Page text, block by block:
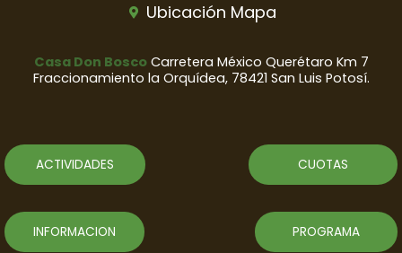
Ubicación Mapa
Casa Don BoscoCarretera México Querétaro Km 7
Fraccionamiento la Orquídea, 78421 San Luis Potosí.
ACTIVIDADES CUOTAS
INFORMACION PROGRAMA